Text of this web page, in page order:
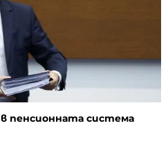
пенсионната система